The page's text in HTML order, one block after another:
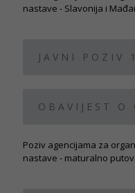
nastave - Slavonija i
JAVNI POZIV
OBAVIJEST O
Poziv agencijama za
nastave - maturalno